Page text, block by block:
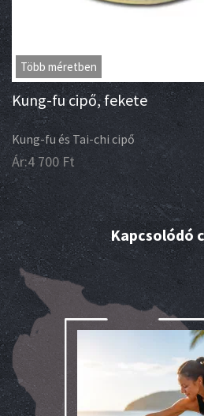
Több méretben
Kung-fu cipő, fekete
Kung-fu és Tai-chi cipő
Ár:4 700 Ft
Kapcsolódó